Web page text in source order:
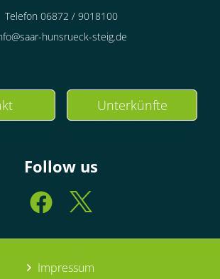
Telefon 06872 / 9018100
hunsrueck-steig.de
Unterkünfte
Follow us
Impressum